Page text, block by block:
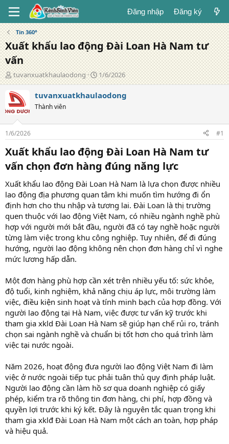
Đăng nhập Đăng ký
Tin 360°
Xuất khẩu lao động Đài Loan Hà Nam tư
vấn
T
á
c
g
i
ả
tuvanxuatkhaulaodong
N
g
à
g
1/6/2026
tuvanxuatkhaulaodong
Thành viên
1/6/2026 #1
Xuất khẩu lao động Đài Loan Hà Nam tư
vấn chọn đơn hàng đúng năng lực​
Xuất khẩu lao động Đài Loan Hà Nam là lựa chọn được nhiều
lao động địa phương quan tâm khi muốn tìm hướng đi ổn
định hơn cho thu nhập và tương lai. Đài Loan là thị trường
quen thuộc với lao động Việt Nam, có nhiều ngành nghề phù
hợp với người mới bắt đầu, người đã có tay nghề hoặc người
từng làm việc trong khu công nghiệp. Tuy nhiên, để đi đúng
hướng, người lao động không nên chọn đơn hàng chỉ vì nghe
mức lương hấp dẫn.
Một đơn hàng phù hợp cần xét trên nhiều yếu tố: sức khỏe,
độ tuổi, kinh nghiệm, khả năng chịu áp lực, môi trường làm
việc, điều kiện sinh hoạt và tính minh bạch của hợp đồng. Với
người lao động tại Hà Nam, việc được tư vấn kỹ trước khi
tham gia xkld Đài Loan Hà Nam sẽ giúp hạn chế rủi ro, tránh
chọn sai ngành nghề và chuẩn bị tốt hơn cho quá trình làm
việc tại nước ngoài.
Năm 2026, hoạt động đưa người lao động Việt Nam đi làm
việc ở nước ngoài tiếp tục phải tuân thủ quy định pháp luật.
Người lao động cần làm hồ sơ qua doanh nghiệp có giấy
phép, kiểm tra rõ thông tin đơn hàng, chi phí, hợp đồng và
quyền lợi trước khi ký kết. Đây là nguyên tắc quan trọng khi
tham gia xklđ Đài Loan Hà Nam một cách an toàn, hợp pháp
và hiệu quả.